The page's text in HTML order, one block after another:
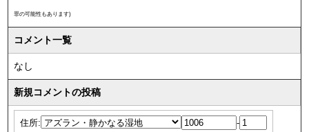
罪の可能性もあります)
コメント一覧
なし
新規コメントの投稿
住所: -